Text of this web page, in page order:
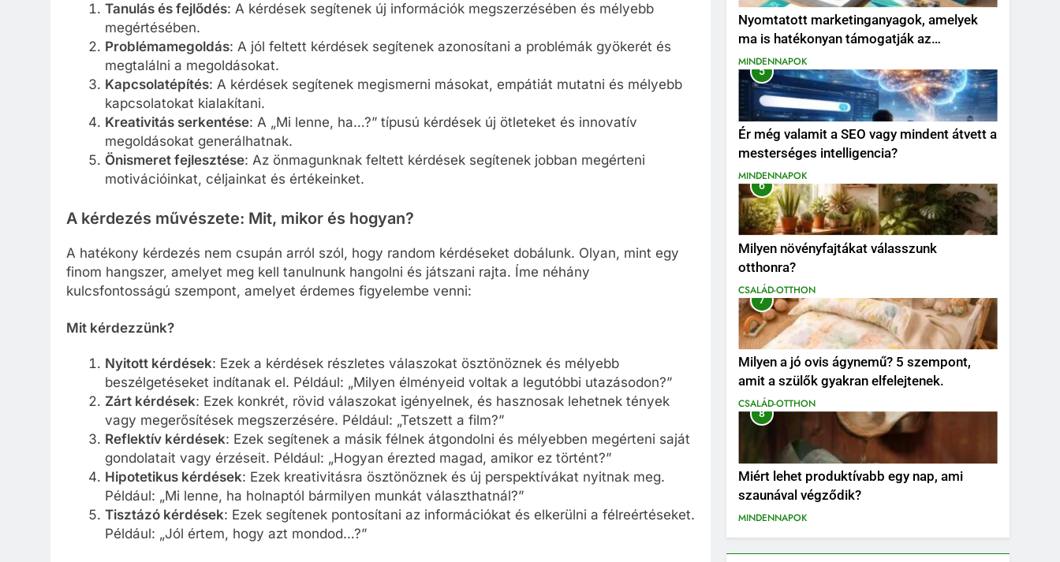
Tanulás és fejlődés: A kérdések segítenek új információk megszerzésében és mélyebb
megértésében.
Problémamegoldás: A jól feltett kérdések segítenek azonosítani a problémák gyökerét és
megtalálni a megoldásokat.
Kapcsolatépítés: A kérdések segítenek megismerni másokat, empátiát mutatni és mélyebb
kapcsolatokat kialakítani.
Kreativitás serkentése: A „Mi lenne, ha…?” típusú kérdések új ötleteket és innovatív
megoldásokat generálhatnak.
Önismeret fejlesztése: Az önmagunknak feltett kérdések segítenek jobban megérteni
motivációinkat, céljainkat és értékeinket.
A kérdezés művészete: Mit, mikor és hogyan?
A hatékony kérdezés nem csupán arról szól, hogy random kérdéseket dobálunk. Olyan, mint egy
finom hangszer, amelyet meg kell tanulnunk hangolni és játszani rajta. Íme néhány
kulcsfontosságú szempont, amelyet érdemes figyelembe venni:
Mit kérdezzünk?
Nyitott kérdések: Ezek a kérdések részletes válaszokat ösztönöznek és mélyebb
beszélgetéseket indítanak el. Például: „Milyen élményeid voltak a legutóbbi utazásodon?”
Zárt kérdések: Ezek konkrét, rövid válaszokat igényelnek, és hasznosak lehetnek tények
vagy megerősítések megszerzésére. Például: „Tetszett a film?”
Reflektív kérdések: Ezek segítenek a másik félnek átgondolni és mélyebben megérteni saját
gondolatait vagy érzéseit. Például: „Hogyan érezted magad, amikor ez történt?”
Hipotetikus kérdések: Ezek kreativitásra ösztönöznek és új perspektívákat nyitnak meg.
Például: „Mi lenne, ha holnaptól bármilyen munkát választhatnál?”
Tisztázó kérdések: Ezek segítenek pontosítani az információkat és elkerülni a félreértéseket.
Például: „Jól értem, hogy azt mondod…?”
Nyomtatott marketinganyagok, amelyek
ma is hatékonyan támogatják az
értékesítést
MINDENNAPOK
5
Ér még valamit a SEO vagy mindent átvett a
mesterséges intelligencia?
MINDENNAPOK
6
Milyen növényfajtákat válasszunk
otthonra?
CSALÁD-OTTHON
7
Milyen a jó ovis ágynemű? 5 szempont,
amit a szülők gyakran elfelejtenek.
CSALÁD-OTTHON
8
Miért lehet produktívabb egy nap, ami
szaunával végződik?
MINDENNAPOK